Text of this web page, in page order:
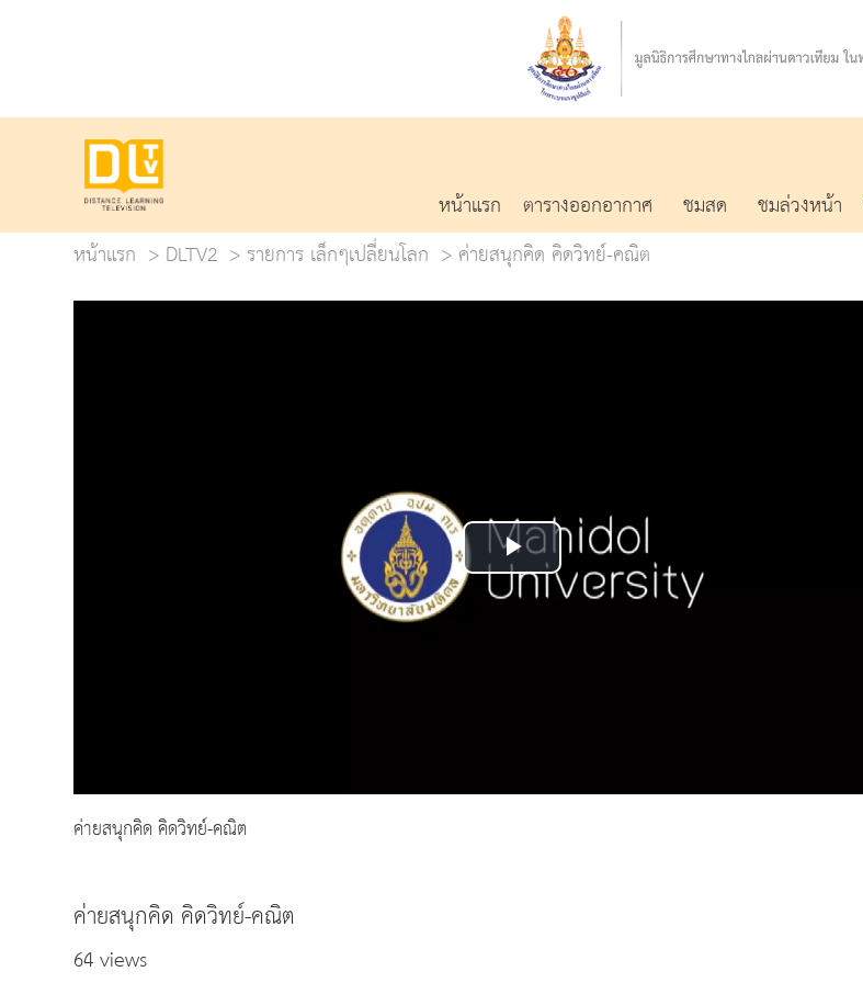
หน้าแรก ตารางออกอากาศ ชมสด ชมล่วงหน้า
หน้าแรก
DLTV2 รายการ เล็กๆเปลี่ยนโลก ค่ายสนุกคิด คิดวิทย์-คณิต
Play
ค่ายสนุกคิด คิดวิทย์-คณิต
ค่ายสนุกคิด คิดวิทย์-คณิต
64 views